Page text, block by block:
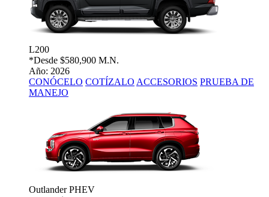
L200
*Desde $580,900 M.N.
Año: 2026
CONÓCELO COTÍZALO ACCESORIOS PRUEBA DE
MANEJO
Outlander PHEV